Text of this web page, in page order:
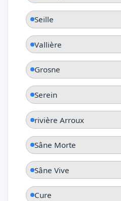
Seille
Vallière
Grosne
Serein
rivière Arroux
Sâne Morte
Sâne Vive
Cure